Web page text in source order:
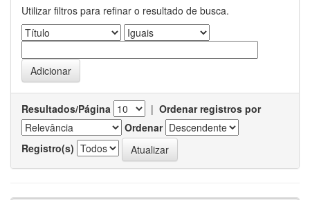
Utilizar filtros para refinar o resultado de busca.
Resultados/Página | Ordenar registros por
Ordenar
Registro(s)